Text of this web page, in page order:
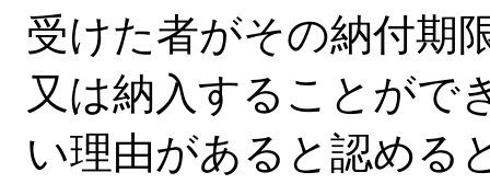
受けた者がその納付期
又は納入することがで
い理由があると認める